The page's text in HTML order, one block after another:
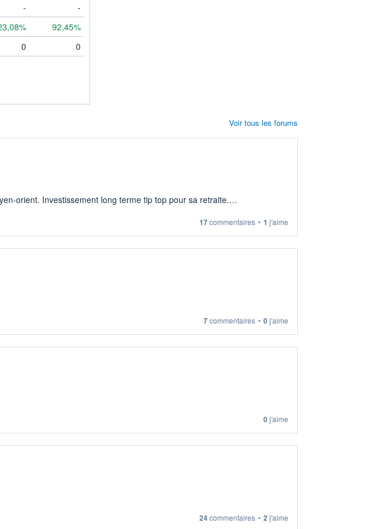
- -
92,45%
0 0
orient. Investissement long terme tip top pour sa retraite.
17commentaires • 1 j'aime
7commentaires • 0j'aime
0j'aime
24commentaires • 2 j'aime
Voir tous les forums